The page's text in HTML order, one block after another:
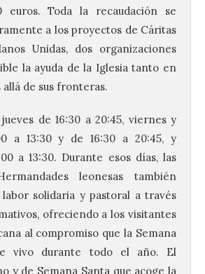
euros. Toda la recaudación se
a los proyectos de Cáritas
Unidas, dos organizaciones
la ayuda de la Iglesia tanto en
de sus fronteras.
de 16:30 a 20:45, viernes y
a 13:30 y de 16:30 a 20:45, y
a 13:30. Durante esos días, las
leonesas también
solidaria y pastoral a través
ofreciendo a los visitantes
al compromiso que la Semana
vivo durante todo el año. El
y de Semana Santa que acoge la